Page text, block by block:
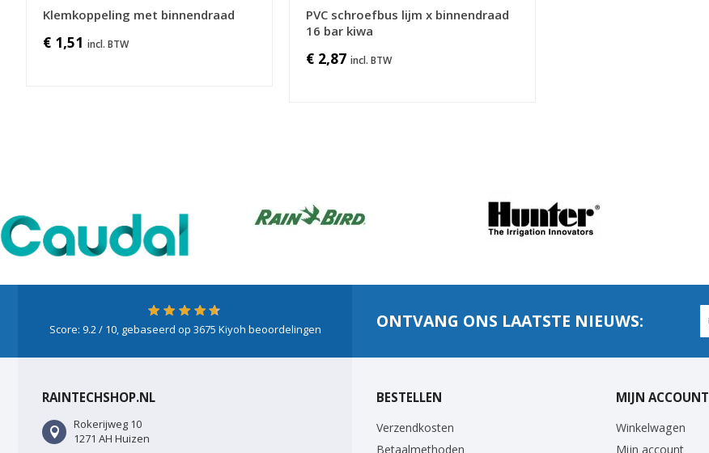
Klemkoppeling met binnendraad
€ 1,51
PVC schroefbus lijm x binnendraad
16 bar kiwa
€ 2,87
Score: 9.2/ 10, gebaseerd op 3675 Kiyoh beoordelingen ONTVANG ONS LAATSTE NIEUWS:
RAINTECHSHOP.NL
Rokerijweg 10
1271 AH Huizen
BESTELLEN
Verzendkosten
Betaalmethoden
MIJN ACCOUNT
Winkelwagen
Mijn account